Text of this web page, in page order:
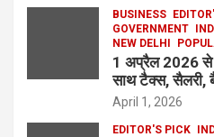
BUSINESS
GOVERNMENT
NEW DELHI
1 अप्रैल 2026 से
साथ टैक्स, सैलरी,
April 1, 2026
EDITOR'S PICK